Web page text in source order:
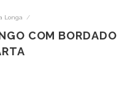
Longa /
COM BORDADO